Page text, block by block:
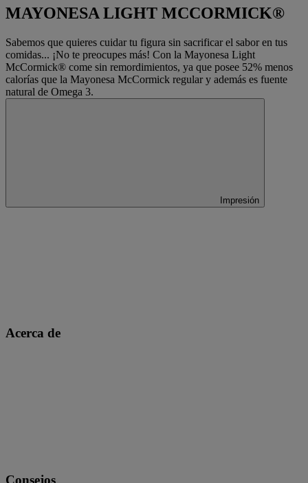
MAYONESA LIGHT MCCORMICK®
Sabemos que quieres cuidar tu figura sin sacrificar el sabor en tus
comidas... ¡No te preocupes más! Con la Mayonesa Light
McCormick® come sin remordimientos, ya que posee 52% menos
calorías que la Mayonesa McCormick regular y además es fuente
natural de Omega 3.
Impresión
Acerca de
Consejos